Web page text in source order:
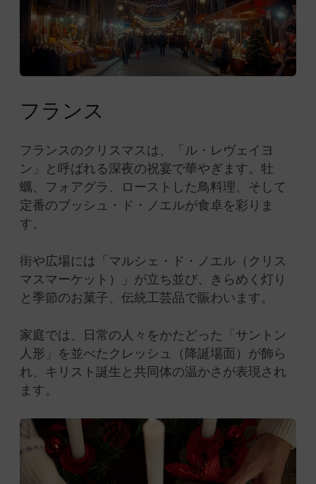
フランス
フランスのクリスマスは、「ル・レヴェイヨ
ン」と呼ばれる深夜の祝宴で華やぎます。牡
蠣、フォアグラ、ローストした鳥料理、そして
定番のブッシュ・ド・ノエルが食卓を彩りま
す。
街や広場には「マルシェ・ド・ノエル（クリス
マスマーケット）」が立ち並び、きらめく灯り
と季節のお菓子、伝統工芸品で賑わいます。
家庭では、日常の人々をかたどった「サントン
人形」を並べたクレッシュ（降誕場面）が飾ら
れ、キリスト誕生と共同体の温かさが表現され
ます。